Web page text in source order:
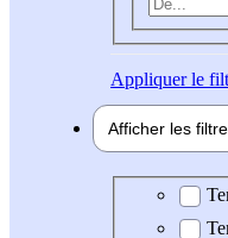
Appliquerle
Afficher les
Durée